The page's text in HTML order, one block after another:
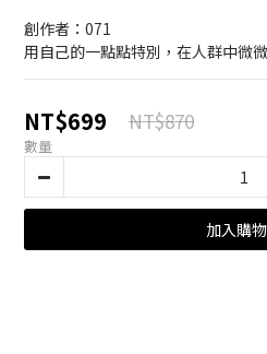
創作者：071
用自己的一點點特別，在人群中微
NT$699 NT$870
數量
加入購